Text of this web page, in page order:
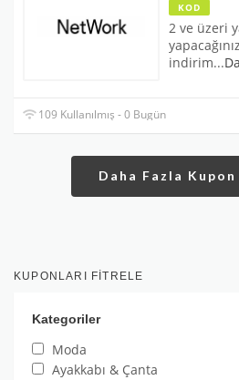
KOD
2 ve üzeri
indirim...
109 Kullanılmış - 0 Bugün
Daha Fazla
KUPONLARI FITRELE
Kategoriler
Moda
Ayakkabı & Çanta